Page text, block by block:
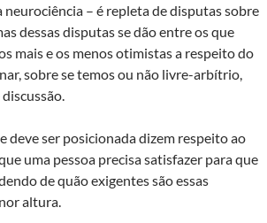
– é repleta de disputas sobre
dessas disputas se dão entre os que
mais e os menos otimistas a respeito do
sobre se temos ou não livre-arbítrio,
deve ser posicionada dizem respeito ao
uma pessoa precisa satisfazer para que
de quão exigentes são essas
altura.